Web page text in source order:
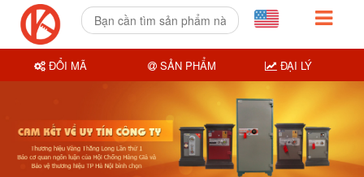
ĐỔI MÃ SẢN PHẨM ĐẠI LÝ